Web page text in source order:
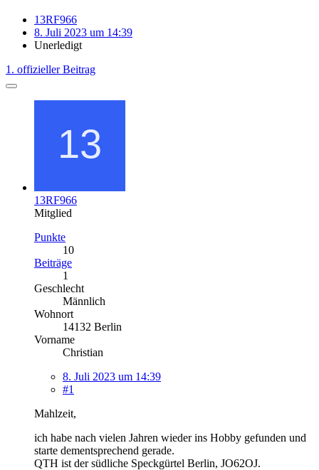
13RF966
8. Juli 2023 um 14:39
Unerledigt
1. offizieller Beitrag
13RF966
Mitglied
Punkte
10
Beiträge
1
Geschlecht
Männlich
Wohnort
14132 Berlin
Vorname
Christian
8. Juli 2023 um 14:39
#1
Mahlzeit,
ich habe nach vielen Jahren wieder ins Hobby gefunden und
starte dementsprechend gerade.
QTH ist der südliche Speckgürtel Berlin, JO62OJ.